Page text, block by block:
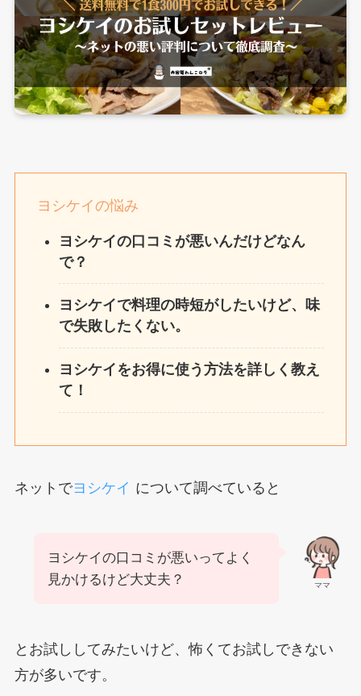
ヨシケイの悩み
ヨシケイの口コミが悪いんだけどなん
で？
ヨシケイで料理の時短がしたいけど、味
で失敗したくない。
ヨシケイをお得に使う方法を詳しく教え
て！
ネットでヨシケイ について調べていると
ママ
ヨシケイの口コミが悪いってよく
見かけるけど大丈夫？
とお試ししてみたいけど、怖くてお試しできない
方が多いです。